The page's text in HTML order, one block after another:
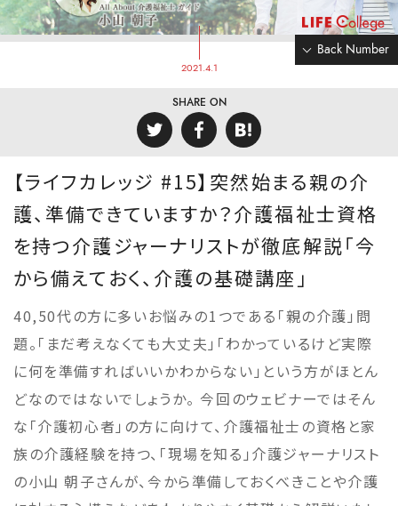
Back Number
2021.4.1
SHARE ON
【ライフカレッジ #15】突然始まる親の介
護、準備できていますか？介護福祉士資格
を持つ介護ジャーナリストが徹底解説「今
から備えておく、介護の基礎講座」
40,50代の方に多いお悩みの1つである「親の介護」問
題。「まだ考えなくても大丈夫」「わかっているけど実際
に何を準備すればいいかわからない」という方がほとん
どなのではないでしょうか。 今回のウェビナーではそん
な「介護初心者」の方に向けて、介護福祉士の資格と家
族の介護経験を持つ、「現場を知る」介護ジャーナリスト
の小山 朝子さんが、今から準備しておくべきことや介護